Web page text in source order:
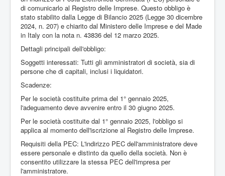
Area Supporto
Area Clienti
Contatti
Sei qui: Home Telecomunicazioni
PEC
PEC: Legge 207/2024
di comunicarlo al Registro delle Imprese. Questo obbligo è
stato stabilito dalla Legge di Bilancio 2025 (Legge 30 dicembre
2024, n. 207) e chiarito dal Ministero delle Imprese e del Made
in Italy con la nota n. 43836 del 12 marzo 2025.
Dettagli principali dell'obbligo:
Soggetti interessati: Tutti gli amministratori di società, sia di
persone che di capitali, inclusi i liquidatori.
Scadenze:
Per le società costituite prima del 1° gennaio 2025,
l'adeguamento deve avvenire entro il 30 giugno 2025.
Per le società costituite dal 1° gennaio 2025, l'obbligo si
applica al momento dell'iscrizione al Registro delle Imprese.
Requisiti della PEC: L'indirizzo PEC dell'amministratore deve
essere personale e distinto da quello della società. Non è
consentito utilizzare la stessa PEC dell'impresa per
l'amministratore.